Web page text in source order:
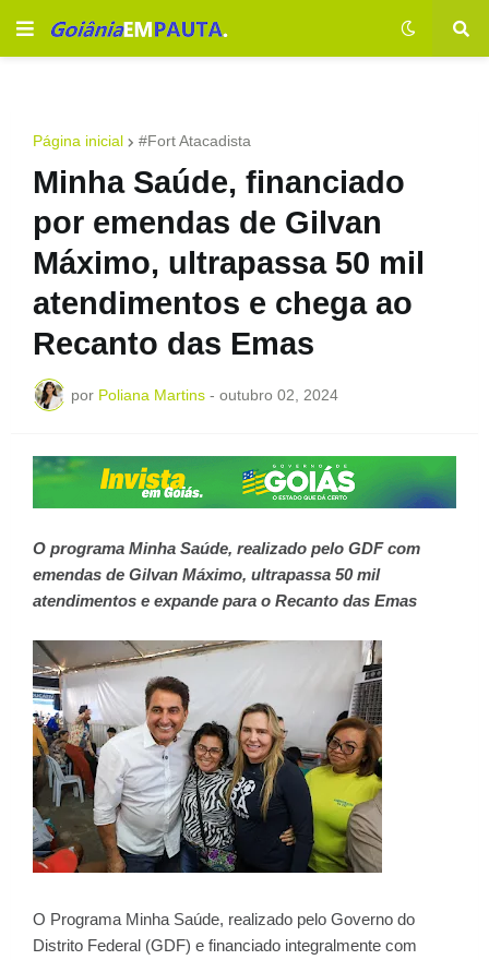
Página inicial #Fort Atacadista
Minha Saúde, financiado
por emendas de Gilvan
Máximo, ultrapassa 50 mil
atendimentos e chega ao
Recanto das Emas
por Poliana Martins - outubro 02, 2024
O programa Minha Saúde, realizado pelo GDF com
emendas de Gilvan Máximo, ultrapassa 50 mil
atendimentos e expande para o Recanto das Emas
O Programa Minha Saúde, realizado pelo Governo do
Distrito Federal (GDF) e financiado integralmente com